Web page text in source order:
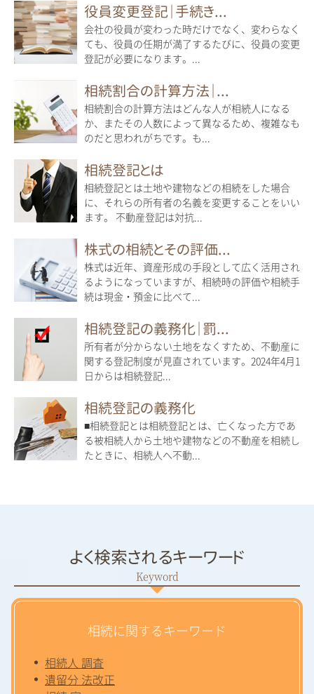
役員変更登記｜手続き...
会社の役員が変わった時だけでなく、変わらなく
ても、役員の任期が満了するたびに、役員の変更
登記が必要になります。...
相続割合の計算方法｜...
相続割合の計算方法はどんな人が相続人になる
か、またその人数によって異なるため、複雑なも
のだと思われがちです。も...
相続登記とは
相続登記とは土地や建物などの相続をした場合
に、それらの所有者の名義を変更することをいい
ます。 不動産登記は対抗...
株式の相続とその評価...
株式は近年、資産形成の手段として広く活用され
るようになっていますが、相続時の評価や相続手
続は現金・預金に比べて...
相続登記の義務化｜罰...
所有者が分からない土地をなくすため、不動産に
関する登記制度が見直されています。2024年4月1
日からは相続登記...
相続登記の義務化
■相続登記とは相続登記とは、亡くなった方であ
る被相続人から土地や建物などの不動産を相続し
たときに、相続人へ不動...
よく検索されるキーワード
相続に関するキーワード
相続人 調査
遺留分 法改正